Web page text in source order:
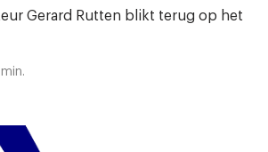
Gerard Rutten blikt terug op het